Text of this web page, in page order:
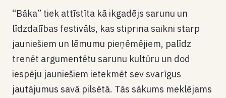
“Bāka” tiek attīstīta kā ikgadējs sarunu un
līdzdalības festivāls, kas stiprina saikni starp
jauniešiem un lēmumu pieņēmējiem, palīdz
trenēt argumentētu sarunu kultūru un dod
iespēju jauniešiem ietekmēt sev svarīgus
jautājumus savā pilsētā. Tās sākums meklējams